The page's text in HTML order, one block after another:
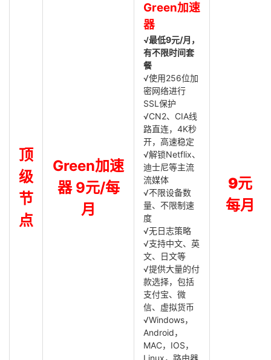
顶
级
节
点
Green加速
器 9元/每
月
Green加速
器
√最低9元/月，
有不限时间套
餐
√使用256位加
密网络进行
SSL保护
√CN2、CIA线
路直连，4K秒
开，高速稳定
√解锁Netflix、
迪士尼等主流
流媒体
√不限设备数
量、不限制速
度
√无日志策略
√支持中文、英
文、日文等
√提供大量的付
款选择，包括
支付宝、微
信、虚拟货币
√Windows，
Android，
MAC，IOS，
Linux，路由器
9元
每月